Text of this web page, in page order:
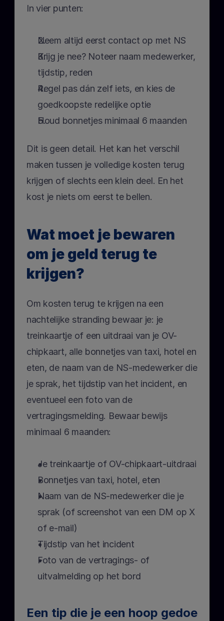
In vier punten:
Neem altijd eerst contact op met NS
Krijg je nee? Noteer naam medewerker,
tijdstip, reden
Regel pas dán zelf iets, en kies de
goedkoopste redelijke optie
Houd bonnetjes minimaal 6 maanden
Dit is geen detail. Het kan het verschil
maken tussen je volledige kosten terug
krijgen of slechts een klein deel. En het
kost je niets om eerst te bellen.
Wat moet je bewaren
om je geld terug te
krijgen?
Om kosten terug te krijgen na een
nachtelijke stranding bewaar je: je
treinkaartje of een uitdraai van je OV-
chipkaart, alle bonnetjes van taxi, hotel en
eten, de naam van de NS-medewerker die
je sprak, het tijdstip van het incident, en
eventueel een foto van de
vertragingsmelding. Bewaar bewijs
minimaal 6 maanden:
Je treinkaartje of OV-chipkaart-uitdraai
Bonnetjes van taxi, hotel, eten
Naam van de NS-medewerker die je
sprak (of screenshot van een DM op X
of e-mail)
Tijdstip van het incident
Foto van de vertragings- of
uitvalmelding op het bord
Een tip die je een hoop gedoe